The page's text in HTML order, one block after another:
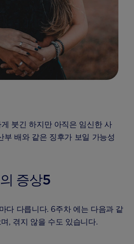
붓긴 하지만 아직은 임신한 사
부 배와 같은 징후가 보일 가능성
증상5
다 다릅니다. 6주차 에는 다음과 같
, 겪지 않을 수도 있습니다.